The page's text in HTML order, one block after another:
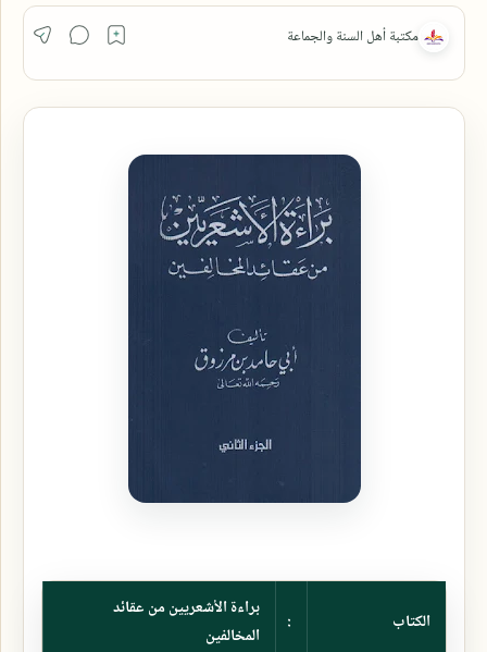
الكتاب :
براءة الأشعريين من عقائد
المخالفين